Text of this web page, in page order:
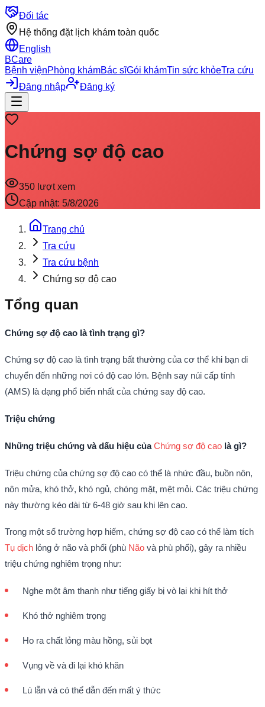
Đối tác
Hệ thống đặt lịch khám toàn quốc
English
BCare
Bệnh việnPhòng khámBác sĩGói khámTin sức khỏeTra cứu
Đăng nhập
Đăng ký
Chứng sợ độ cao
350 lượt xem
Cập nhật: 5/8/2026
Trang chủ
Tra cứu
Tra cứu bệnh
Chứng sợ độ cao
Tổng quan
Chứng sợ độ cao là tình trạng gì?
Chứng sợ độ cao là tình trạng bất thường của cơ thể khi bạn di
chuyển đến những nơi có độ cao lớn. Bệnh say núi cấp tính
(AMS) là dạng phổ biến nhất của chứng say độ cao.
Triệu chứng
Những triệu chứng và dấu hiệu củaChứng sợ độ cao là gì?
Triệu chứng của chứng sợ độ cao có thể là nhức đầu, buồn nôn,
nôn mửa, khó thở, khó ngủ, chóng mặt, mệt mỏi. Các triệu chứng
này thường kéo dài từ 6-48 giờ sau khi lên cao.
Trong một số trường hợp hiếm, chứng sợ độ cao có thể làm tích
Tụ dịch lỏng ở não và phổi (phù Não và phù phổi), gây ra nhiều
triệu chứng nghiêm trọng như:
Nghe một âm thanh như tiếng giấy bị vò lại khi hít thở
Khó thở nghiêm trọng
Ho ra chất lỏng màu hồng, sủi bọt
Vụng về và đi lại khó khăn
Lú lẫn và có thể dẫn đến mất ý thức